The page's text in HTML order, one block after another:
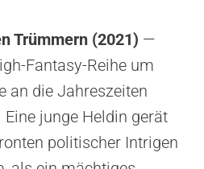
Trümmern (2021) —
Fantasy-Reihe um
an die Jahreszeiten
Eine junge Heldin gerät
politischer Intrigen